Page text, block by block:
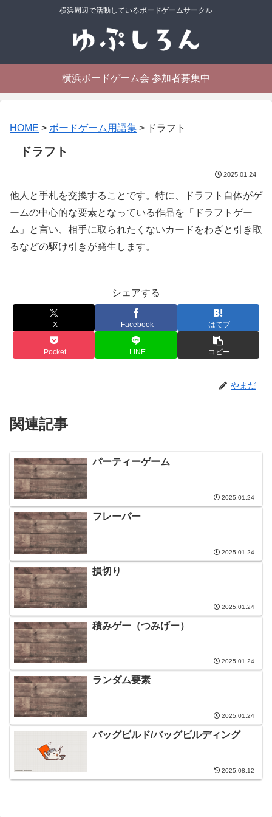
横浜周辺で活動しているボードゲームサークル
横浜ボードゲーム会 参加者募集中
HOME > ボードゲーム用語集 > ドラフト
ドラフト
2025.01.24
他人と手札を交換することです。特に、ドラフト自体がゲ
ームの中心的な要素となっている作品を「ドラフトゲー
ム」と言い、相手に取られたくないカードをわざと引き取
るなどの駆け引きが発生します。
シェアする
X Facebook はてブ
Pocket LINE コピー
やまだ
関連記事
パーティーゲーム
2025.01.24
フレーバー
2025.01.24
損切り
2025.01.24
積みゲー（つみげー）
2025.01.24
ランダム要素
2025.01.24
バッグビルド/バッグビルディング
2025.08.12